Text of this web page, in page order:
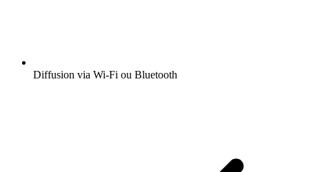
Diffusion via Wi-Fi ou Bluetooth